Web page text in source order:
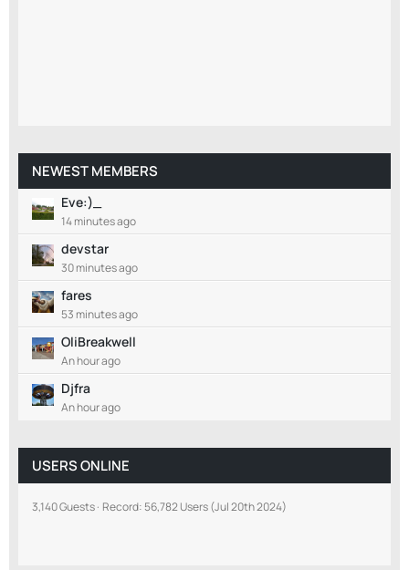
NEWEST MEMBERS
Eve:)_
14 minutes ago
devstar
30 minutes ago
fares
53 minutes ago
OliBreakwell
An hour ago
Djfra
An hour ago
USERS ONLINE
3,140 Guests Record: 56,782 Users (Jul 20th 2024)